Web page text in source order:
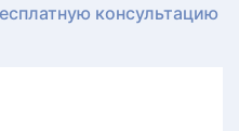
консультацию